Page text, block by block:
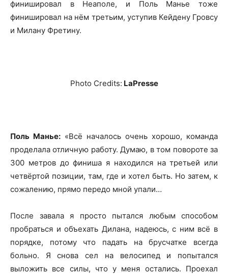
финишировал в Неаполе, и Поль Манье тоже
финишировал на нём третьим, уступив Кейдену Гровсу
и Милану Фретину.
Photo Credits: LaPresse
Поль Манье: «Всё началось очень хорошо, команда
проделала отличную работу. Думаю, в том повороте за
300 метров до финиша я находился на третьей или
четвёртой позиции, там, где и хотел быть. Но затем, к
сожалению, прямо передо мной упали…
После завала я просто пытался любым способом
пробраться и объехать Дилана, надеюсь, с ним всё в
порядке, потому что падать на брусчатке всегда
больно. Я снова сел на велосипед и попытался
выложить все силы, что у меня остались. Проехал